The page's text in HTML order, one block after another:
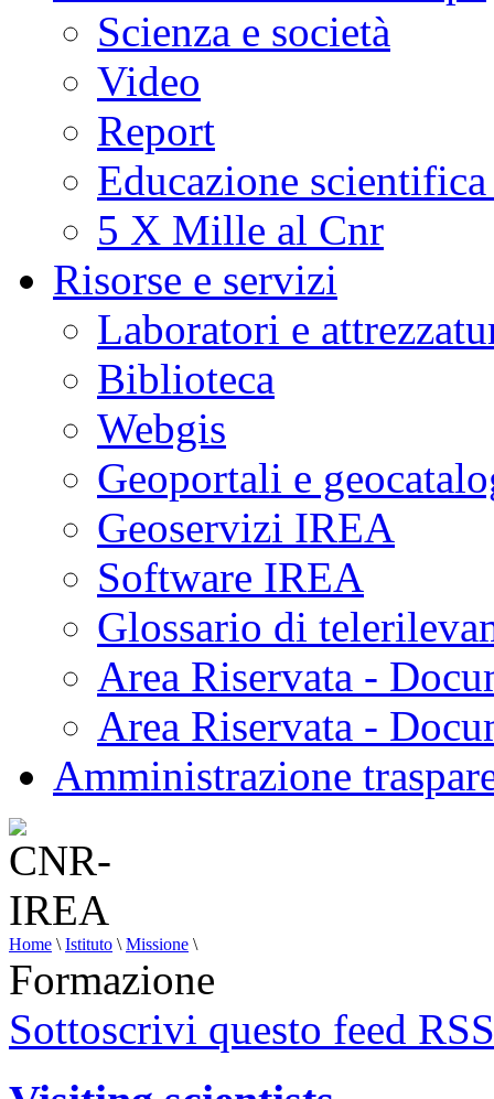
Scienza e società
Video
Report
Educazione
5 X Mille al Cnr
Risorse e servizi
Laboratori e
Biblioteca
Webgis
Geoportali e
Geoservizi IREA
Software IREA
Glossario di
Area Riservata -
Area Riservata -
Amministrazione
Home \ Istituto \ Missione \
Formazione
Sottoscrivi questo feed RSS